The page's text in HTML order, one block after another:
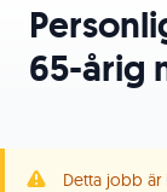
65-årig
Detta jobb är